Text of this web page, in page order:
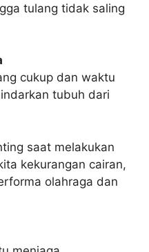
tulang tidak saling
cukup dan waktu
tubuh dari
saat melakukan
kekurangan cairan,
olahraga dan